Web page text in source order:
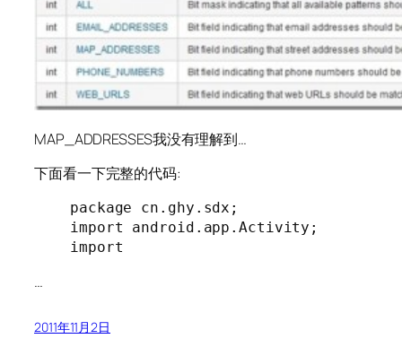
MAP_ADDRESSES我没有理解到…
下面看一下完整的代码:
package cn.ghy.sdx;
import android.app.Activity;
import
…
2011年11月2日